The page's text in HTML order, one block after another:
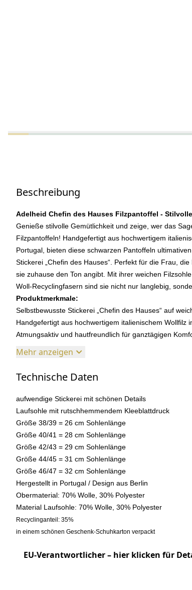
Beschreibung
Adelheid Chefin des Hauses Filzpantoffel -
Genieße stilvolle Gemütlichkeit und zeige, wer das
Filzpantoffeln! Handgefertigt aus hochwertigem
Portugal, bieten diese schwarzen Pantoffeln
Stickerei „Chefin des Hauses“. Perfekt für die Frau,
sie zuhause den Ton angibt. Mit ihrer weichen
Woll-Recyclingfasern sind sie nicht nur langlebig,
Produktmerkmale:
Selbstbewusste Stickerei „Chefin des Hauses“ auf
Handgefertigt aus hochwertigem italienischem Wollfilz
Atmungsaktiv und hautfreundlich für ganztägigen
Mehr anzeigen
Technische Daten
aufwendige Stickerei mit schönen Details
Laufsohle mit rutschhemmendem Kleeblattdruck
Größe 38/39 = 26 cm Sohlenlänge
Größe 40/41 = 28 cm Sohlenlänge
Größe 42/43 = 29 cm Sohlenlänge
Größe 44/45 = 31 cm Sohlenlänge
Größe 46/47 = 32 cm Sohlenlänge
Hergestellt in Portugal / Design aus Berlin
Obermaterial: 70% Wolle, 30% Polyester
Material Laufsohle: 70% Wolle, 30% Polyester
Recyclinganteil: 35%
in einem schönen Geschenk-Schuhkarton verpackt
EU-Verantwortlicher – hier klicken für